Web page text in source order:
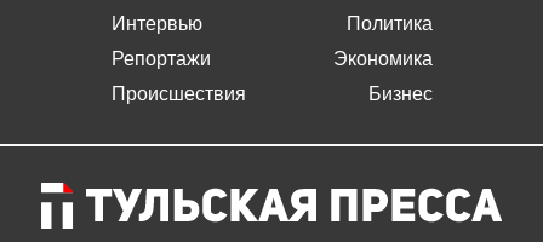
Интервью
Репортажи
Происшествия
Политика
Экономика
Бизнес